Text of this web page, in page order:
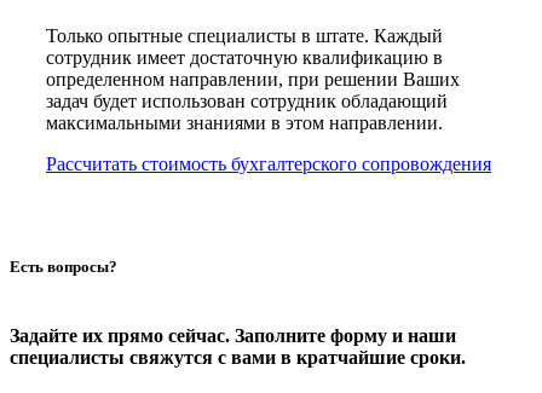
Только опытные специалисты в штате. Каждый
сотрудник имеет достаточную квалификацию в
определенном направлении, при решении Ваших
задач будет использован сотрудник обладающий
максимальными знаниями в этом направлении.
Рассчитать стоимость бухгалтерского сопровождения
Есть вопросы?
Задайте их прямо сейчас. Заполните форму и наши
специалисты свяжутся с вами в кратчайшие сроки.